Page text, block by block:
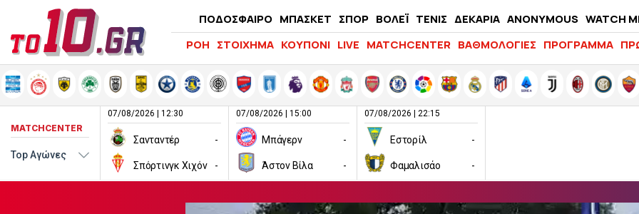
ΠΟΔΟΣΦΑΙΡΟ ΜΠΑΣΚΕΤ ΣΠΟΡ ΒΟΛΕΪ ΤΕΝΙΣ ΔΕΚΑΡΙΑ ANONYMOUS WATCH
LIFEWITNESS
ΡΟΗ ΣΤΟΙΧΗΜΑ ΚΟΥΠΟΝΙ LIVE MATCHCENTER ΒΑΘΜΟΛΟΓΙΕΣ ΠΡΟΓΡΑΜΜΑ
MATCHCENTER
07/08/2026 | 12:30
Σανταντέρ -
Σπόρτινγκ Χιχόν -
07/08/2026 | 15:00
Μπάγερν -
Άστον Βίλα -
07/08/2026 | 22:15
Εστορίλ -
Φαμαλισάο -